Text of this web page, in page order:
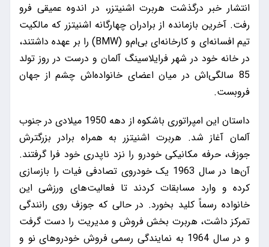
انتشار خبر درگذشت هربرت اشنیتزر، در اندوه عمیقی فرو
رفت. آخرین بازمانده از برادران چهارگانه اشنیتزر که مالکیت
تیم افسانه‌ای و کارخانه‌ای بی‌ام‌و (BMW) را بر عهده داشتند،
در خانه خود در شهر فرایلاسینگ آلمان و درست در روز تولد
85 سالگی‌اش در میان اعضای خانواده‌اش چشم از جهان
فروبست.
داستان این امپراتوری باشکوه از دهه 1950 میلادی در جنوب
آلمان آغاز شد. هربرت اشنیتزر به همراه برادر بزرگترش
جوزف، حرفه مکانیکی خودرو را نزد ناپدری خود فرا گرفتند.
آن‌ها در سال 1963 یک خودروی تصادفی فیات را بازسازی
کرده و وارد مسابقات کردند تا فعالیت‌های ورزشی این
خانواده رسماً کلید بخورد. در حالی که جوزف روی رانندگی
تمرکز داشت، هربرت بخش فروش و مدیریت را دست گرفت
و در سال 1964 به نمایندگی رسمی فروش خودروهای نو و